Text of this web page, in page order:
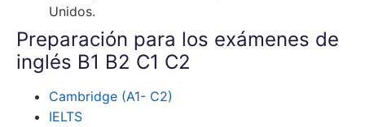
Unidos.
Preparación para los exámenes de
inglés B1 B2 C1 C2
Cambridge (A1- C2)
IELTS